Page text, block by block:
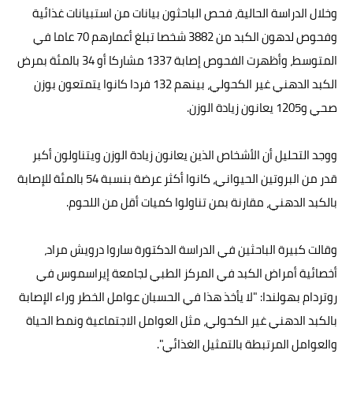
وخلال الدراسة الحالية، فحص الباحثون بيانات من استبيانات غذائية
وفحوص لدهون الكبد من 3882 شخصا تبلغ أعمارهم 70 عاما في
المتوسط، وأظهرت الفحوص إصابة 1337 مشاركا أو 34 بالمئة بمرض
الكبد الدهني غير الكحولي، بينهم 132 فردا كانوا يتمتعون بوزن
صحي و1205 يعانون زيادة الوزن.
ووجد التحليل أن الأشخاص الذين يعانون زيادة الوزن ويتناولون أكبر
قدر من البروتين الحيواني، كانوا أكثر عرضة بنسبة 54 بالمئة للإصابة
بالكبد الدهني، مقارنة بمن تناولوا كميات أقل من اللحوم.
وقالت كبيرة الباحثين في الدراسة الدكتورة ساروا درويش مراد،
أخصائية أمراض الكبد في المركز الطبي لجامعة إيراسموس في
روتردام بهولندا: "لا يأخذ هذا في الحسبان عوامل الخطر وراء الإصابة
بالكبد الدهني غير الكحولي، مثل العوامل الاجتماعية ونمط الحياة
والعوامل المرتبطة بالتمثيل الغذائي".